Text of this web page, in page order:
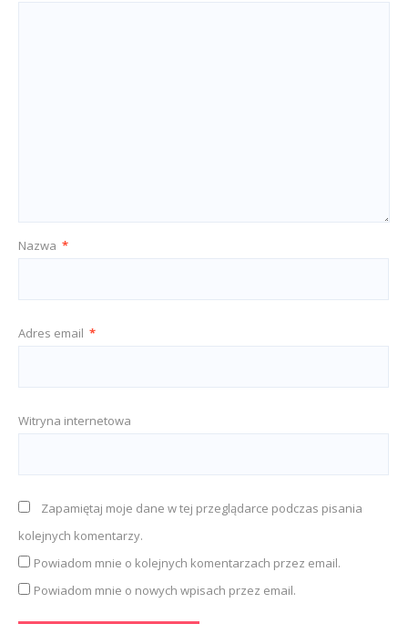
Nazwa *
Adres email *
Witryna internetowa
Zapamiętaj moje dane w tej przeglądarce podczas pisania
kolejnych komentarzy.
Powiadom mnie o kolejnych komentarzach przez email.
Powiadom mnie o nowych wpisach przez email.